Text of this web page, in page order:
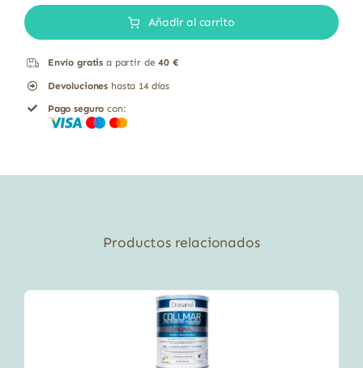
C-
Añadir al carrito
Envío gratis a partir de40 €
Devoluciones hasta 14 días
Pago seguro con:
Productos relacionados